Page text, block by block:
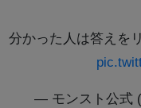
分かった人は答えを
— モンスト公式